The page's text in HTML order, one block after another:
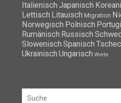
Italienisch Japanisch
Lettisch Litauisch Migration
Norwegisch Polnisch
Rumänisch Russisch
Slowenisch Spanisch
Ukrainisch Ungarisch Werte